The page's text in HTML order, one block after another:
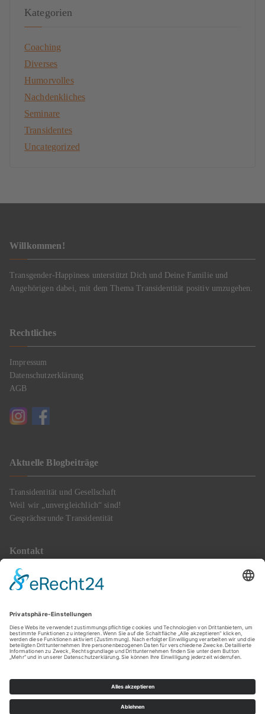
Kategorien
Coaching
Diverses
Humorvolles
Nachdenkliches
Seminare
Transidentes
Uncategorized
Willkommen!
Transgender-Happiness unterstützt Dich und Deine Familie und
Angehörigen dabei, mit dem Thema Transidentität positiv umzugehen.
Rechtliches
Impressum
Datenschutzerklärung
AGB
Aktuelle Blogbeiträge
Transidentität und Gesellschaft
Weil wir „unvergleichlich“ sind!
Gesprächsrunde Transidentität
Kontakt
Mobil: 0172 2836620
Termine gerne nach Verabredung
Copyright © 2023Transgender Happiness. Powered by Zakra und
Bodenröder Text & PR